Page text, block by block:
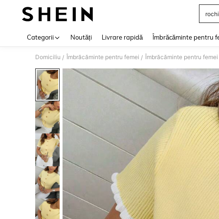
Categorii Noutăți Livrare rapidă Îmbrăcăminte pentru
Domiciliu / Îmbrăcăminte pentru femei / Îmbrăcăminte pentru femei